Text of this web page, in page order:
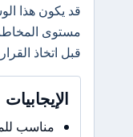
قد يكون هذا
مستوى
قبل اتخاذ
الإيجابيات
مناسب